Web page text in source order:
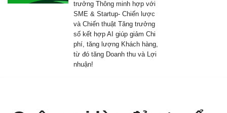
trưởng Thông minh hợp với
SME & Startup- Chiến lược
và Chiến thuật Tăng trưởng
số kết hợp AI giúp giảm Chi
phí, tăng lượng Khách hàng,
từ đó tăng Doanh thu và Lợi
nhuận!